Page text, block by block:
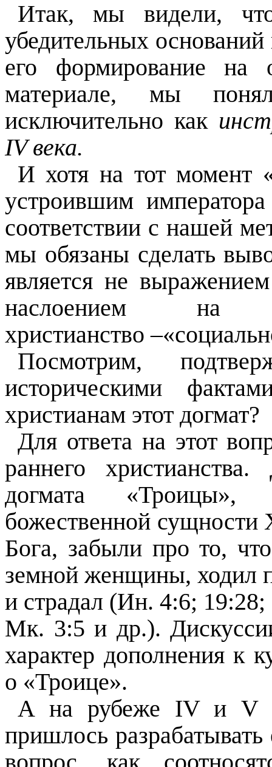
Итак, мы видели,
убедительных
его формирование на
материале, мы
исключительно как
IV века.
И хотя на тот момент
устроившим
соответствии с нашей
мы обязаны сделать
является не
наслоением
христианство
Посмотрим,
историческими
христианам этот догмат?
Для ответа на этот
раннего
догмата «Троицы»,
божественной сущности
Бога, забыли про то,
земной женщины, ходил
и страдал (Ин. 4:6;
Мк. 3:5 и др.).
характер дополнения к
о «Троице».
А на рубеже IV и V
пришлось